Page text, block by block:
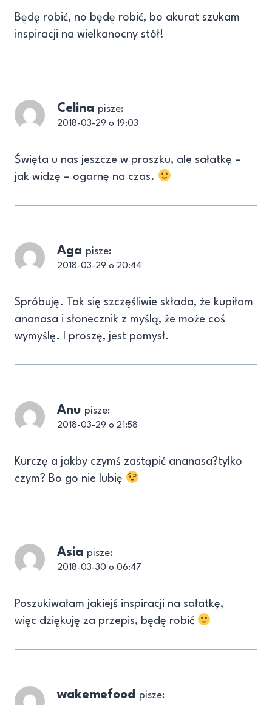
Będę robić, no będę robić, bo akurat szukam
inspiracji na wielkanocny stół!
Celina pisze:
2018-03-29 o 19:03
Święta u nas jeszcze w proszku, ale sałatkę –
jak widzę – ogarnę na czas.
Aga pisze:
2018-03-29 o 20:44
Spróbuję. Tak się szczęśliwie składa, że kupiłam
ananasa i słonecznik z myślą, że może coś
wymyślę. I proszę, jest pomysł.
Anu pisze:
2018-03-29 o 21:58
Kurczę a jakby czymś zastąpić ananasa?tylko
czym? Bo go nie lubię
Asia pisze:
2018-03-30 o 06:47
Poszukiwałam jakiejś inspiracji na sałatkę,
więc dziękuję za przepis, będę robić
wakemefood pisze: